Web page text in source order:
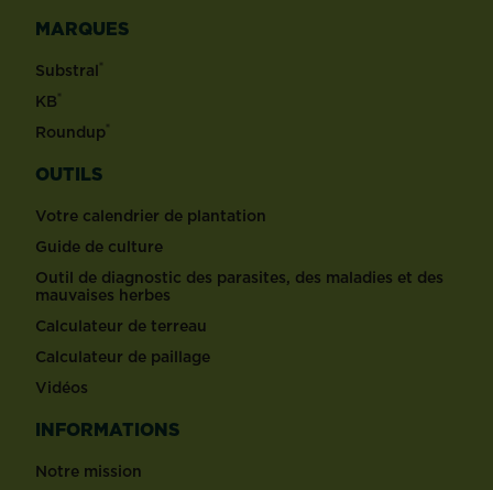
MARQUES
Substral®
KB®
Roundup®
OUTILS
Votre calendrier de plantation
Guide de culture
Outil de diagnostic des parasites, des maladies et des
mauvaises herbes
Calculateur de terreau
Calculateur de paillage
Vidéos
INFORMATIONS
Notre mission